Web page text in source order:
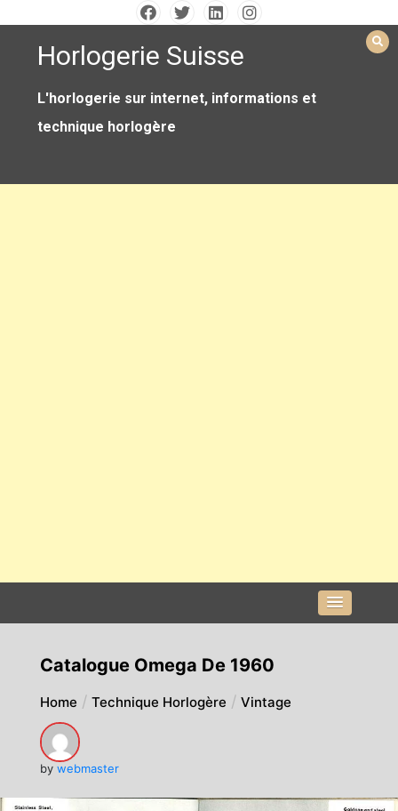
contentHorlogerie Suisse
L'horlogerie sur internet, informations et
technique horlogère
Catalogue Omega De 1960
Home Technique Horlogère Vintage
by webmaster